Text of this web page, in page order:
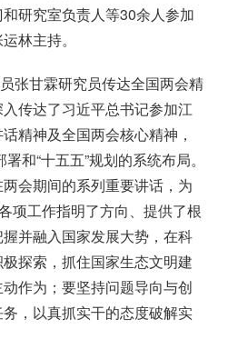
研究室负责人等30余人参加
林主持。
张甘霖研究员传达全国两会精
传达了习近平总书记参加江
精神及全国两会核心精神，
和“十五五”规划的系统布局。
会期间的系列重要讲话，为
项工作指明了方向、提供了根
并融入国家发展大势，在科
探索，抓住国家生态文明建
作为；要坚持问题导向与创
，以真抓实干的态度破解实